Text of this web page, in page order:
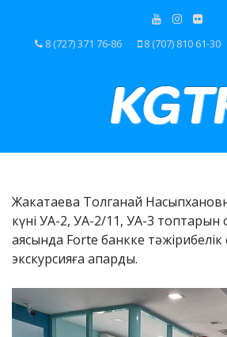
8 (727) 371 76-86 8 (707) 810 61-30
Жакатаева Толганай
күні УА-2, УА-2/11, УА-3 топтарын
аясында Forte банкке тәжірибелік
экскурсияға апарды.